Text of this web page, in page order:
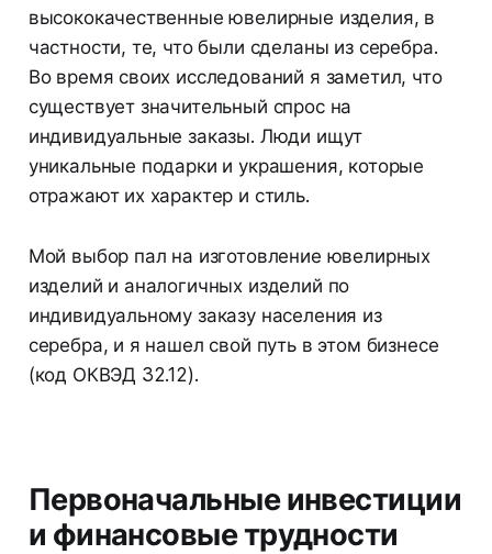
высококачественные ювелирные изделия, в
частности, те, что были сделаны из серебра.
Во время своих исследований я заметил, что
существует значительный спрос на
индивидуальные заказы. Люди ищут
уникальные подарки и украшения, которые
отражают их характер и стиль.
Мой выбор пал на изготовление ювелирных
изделий и аналогичных изделий по
индивидуальному заказу населения из
серебра, и я нашел свой путь в этом бизнесе
(код ОКВЭД 32.12).
Первоначальные инвестиции
и финансовые трудности